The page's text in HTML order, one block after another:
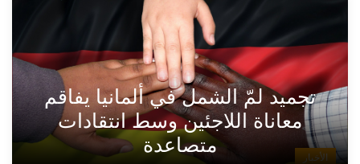
الأخبار
تجميد لمّ الشمل في ألمانيا يفاقم
معاناة اللاجئين وسط انتقادات
متصاعدة